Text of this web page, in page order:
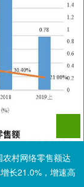
农村网络零售额达
长21.0%，增速高